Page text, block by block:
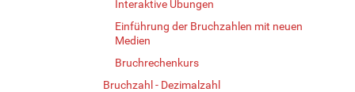
Interaktive Übungen
Einführung der Bruchzahlen mit neuen
Medien
Bruchrechenkurs
Bruchzahl - Dezimalzahl